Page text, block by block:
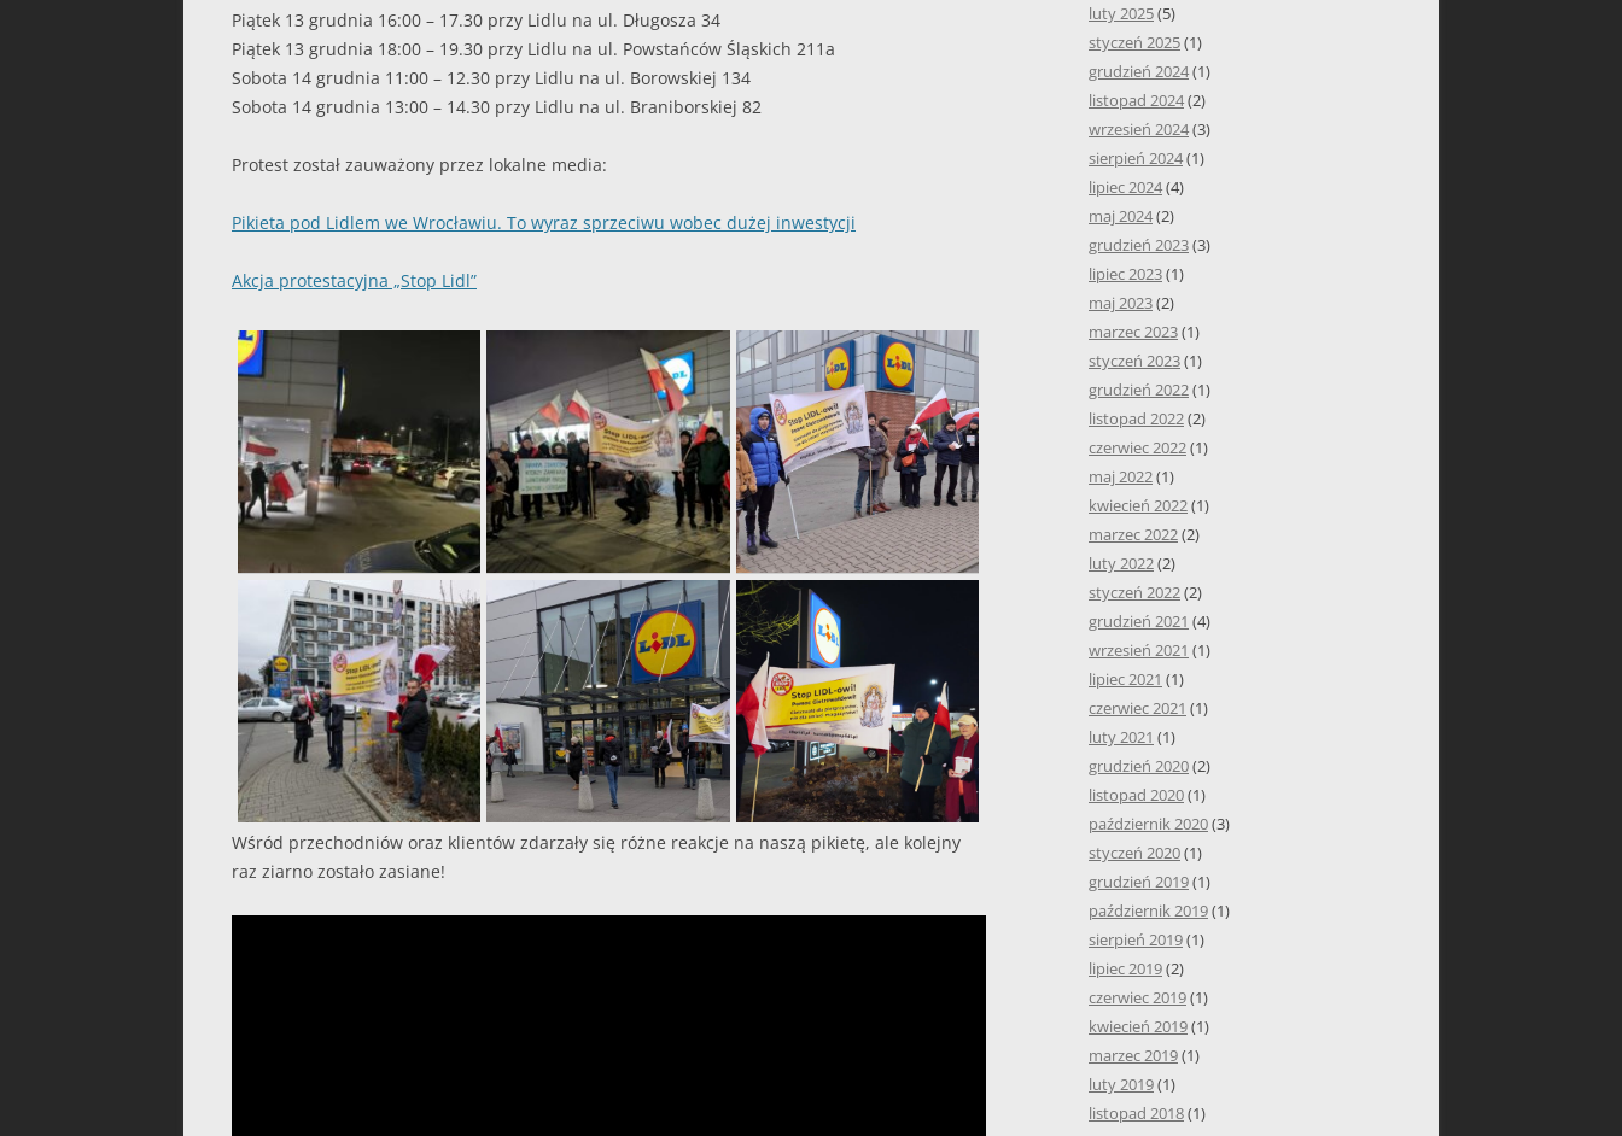
Piątek 13 grudnia 16:00 – 17.30 przy Lidlu na ul. Długosza 34
Piątek 13 grudnia 18:00 – 19.30 przy Lidlu na ul. Powstańców Śląskich 211a
Sobota 14 grudnia 11:00 – 12.30 przy Lidlu na ul. Borowskiej 134
Sobota 14 grudnia 13:00 – 14.30 przy Lidlu na ul. Braniborskiej 82
Protest został zauważony przez lokalne media:
Pikieta pod Lidlem we Wrocławiu. To wyraz sprzeciwu wobec dużej inwestycji
Akcja protestacyjna „Stop Lidl”
Wśród przechodniów oraz klientów zdarzały się różne reakcje na naszą pikietę, ale kolejny
raz ziarno zostało zasiane!
luty 2025(5)
styczeń 2025(1)
grudzień 2024(1)
listopad 2024(2)
wrzesień 2024(3)
sierpień 2024(1)
lipiec 2024(4)
maj 2024(2)
grudzień 2023(3)
lipiec 2023(1)
maj 2023(2)
marzec 2023(1)
styczeń 2023(1)
grudzień 2022(1)
listopad 2022(2)
czerwiec 2022(1)
maj 2022(1)
kwiecień 2022(1)
marzec 2022(2)
luty 2022(2)
styczeń 2022(2)
grudzień 2021 (4)
wrzesień 2021 (1)
lipiec 2021 (1)
czerwiec 2021 (1)
luty 2021 (1)
grudzień 2020(2)
listopad 2020(1)
październik 2020(3)
styczeń 2020(1)
grudzień 2019(1)
październik 2019(1)
sierpień 2019(1)
lipiec 2019(2)
czerwiec 2019(1)
kwiecień 2019(1)
marzec 2019(1)
luty 2019(1)
listopad 2018(1)